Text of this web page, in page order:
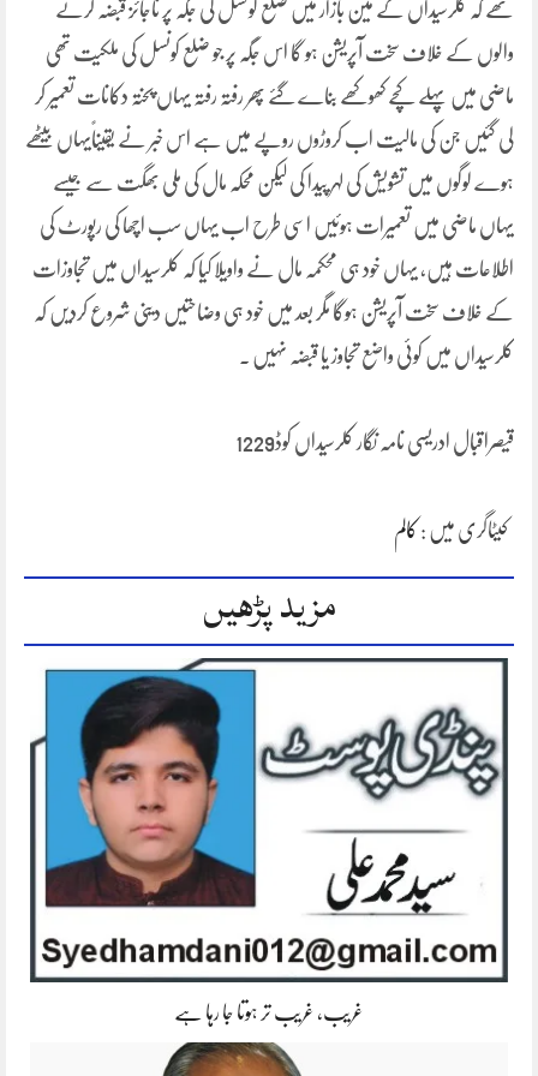
تھے کہ کلرسیداں کے مین بازار میں ضلع کونسل کی جگہ پر ناجائز قبضہ کرنے
والوں کے خلاف سخت آپریشن ہو گا اس جگہ پر جو ضلع کونسل کی ملکیت تھی
ماضی میں پہلے کچے کھوکھے بناے گئے پھر رفتہ رفتہ یہاں پختہ دکانات تعمیر کر
لی گئیں جن کی مالیت اب کروڑوں روپے میں ہے اس خبر نے یقیناًیہاں بیٹھے
ہوے لوگوں میں تشویش کی لہر پیدا کی لیکن محکہ مال کی ملی بھگت سے جیسے
یہاں ماضی میں تعمیرات ہوئیں اسی طرح اب یہاں سب اچھا کی رپورٹ کی
اطلاعات ہیں، یہاں خود ہی محکمہ مال نے واویلا کیا کہ کلرسیداں میں تجاوزات
کے خلاف سخت آپریشن ہوگا مگر بعد میں خود ہی وضاحتیں دینی شروع کردیں کہ
کلرسیداں میں کوئی واضع تجاوز یا قبضہ نہیں ۔
قیصراقبال ادریسی نامہ نگار کلرسیداں کوڈ1229
کیٹاگری میں : کالم
مزید پڑھیں
غریب، غریب تر ہوتا جا رہا ہے